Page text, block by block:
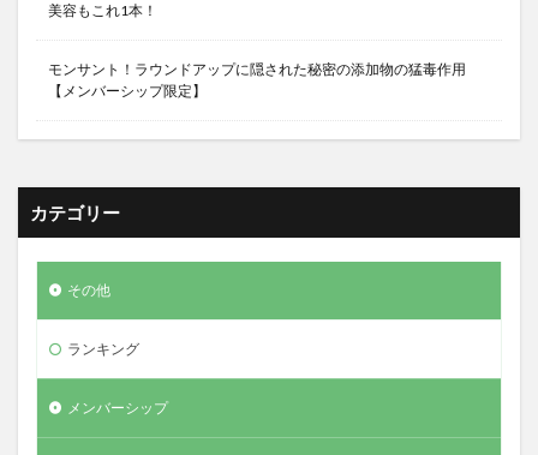
美容もこれ1本！
モンサント！ラウンドアップに隠された秘密の添加物の猛毒作用
【メンバーシップ限定】
カテゴリー
その他
ランキング
メンバーシップ